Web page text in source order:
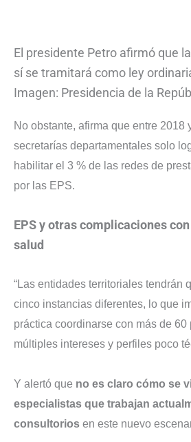
El presidente Petro afirmó que
sí se tramitará como ley
Imagen: Presidencia de la
No obstante, afirma que entre 2018
secretarías departamentales solo
habilitar el 3 % de las redes de
por las EPS.
EPS y otras complicaciones
salud
“Las entidades territoriales tendrán
cinco instancias diferentes, lo que
práctica coordinarse con más de 60
múltiples intereses y perfiles poco
Y alertó que no es claro cómo se
especialistas que trabajan
consultorios en este nuevo